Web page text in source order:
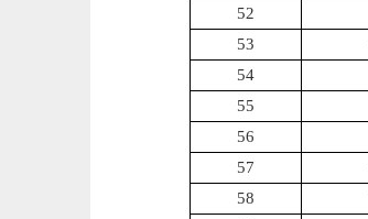
52
53
54
55
56
57
58